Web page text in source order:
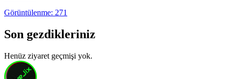
Görüntülenme: 271
Son gezdikleriniz
Henüz ziyaret geçmişi yok.